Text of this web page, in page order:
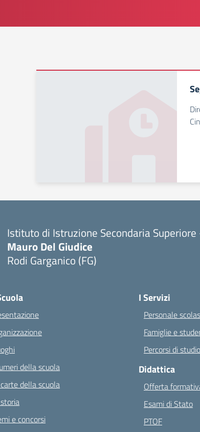
Istituto di Istruzione Secondaria
Mauro Del Giudice
Rodi Garganico (FG)
della scuola
della scuola
e concorsi
I Servizi
Personale
Famiglie e
Percorsi di studio
Didattica
Offerta
Esami di Stato
PTOF